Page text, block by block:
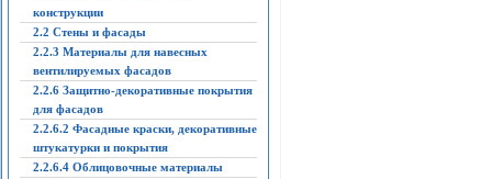
конструкции
2.2 Стены и фасады
2.2.3 Материалы для навесных
вентилируемых фасадов
2.2.6 Защитно-декоративные покрытия
для фасадов
2.2.6.2 Фасадные краски, декоративные
штукатурки и покрытия
2.2.6.4 Облицовочные материалы